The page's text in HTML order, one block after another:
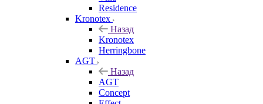
Residence
Kronotex
Назад
Kronotex
Herringbone
AGT
Назад
AGT
Concept